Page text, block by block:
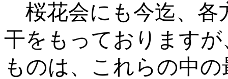
桜花会にも今迄、各
干をもっております
ものは、これらの中